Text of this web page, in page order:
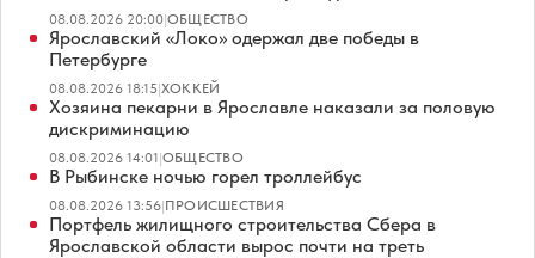
08.08.2026 20:00|ОБЩЕСТВО
Ярославский «Локо» одержал две победы в
Петербурге
08.08.2026 18:15|ХОККЕЙ
Хозяина пекарни в Ярославле наказали за половую
дискриминацию
08.08.2026 14:01|ОБЩЕСТВО
В Рыбинске ночью горел троллейбус
08.08.2026 13:56|ПРОИСШЕСТВИЯ
Портфель жилищного строительства Сбера в
Ярославской области вырос почти на треть